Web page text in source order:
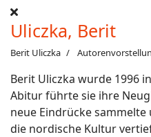
Uliczka, Berit
Berit Uliczka
Berit Uliczka wurde 1996
Abitur führte sie ihre
neue Eindrücke
die nordische Kultur